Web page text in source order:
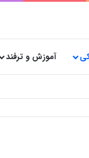
آموزش و ترفند